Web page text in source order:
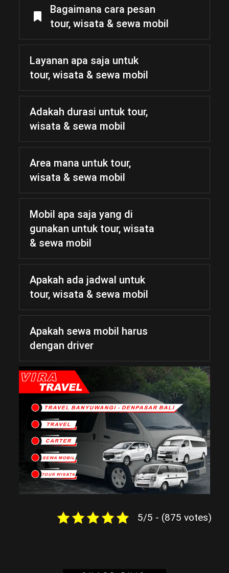
Bagaimana cara pesan
tour, wisata & sewa mobil
Layanan apa saja untuk
tour, wisata & sewa mobil
Adakah durasi untuk tour,
wisata & sewa mobil
Area mana untuk tour,
wisata & sewa mobil
Mobil apa saja yang di
gunakan untuk tour, wisata
& sewa mobil
Apakah ada jadwal untuk
tour, wisata & sewa mobil
Apakah sewa mobil harus
dengan driver
5/5 - (875 votes)